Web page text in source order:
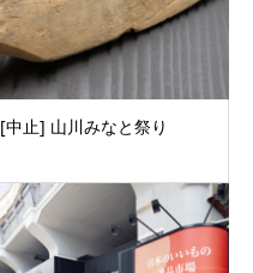
[中止] 山川みなと祭り